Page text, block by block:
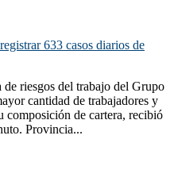
633 casos diarios de
riesgos del trabajo del Grupo
cantidad de trabajadores y
composición de cartera, recibió
Provincia...